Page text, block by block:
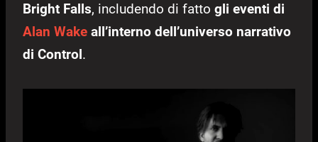
Bright Falls, includendo di fatto gli eventi di
Alan Wake all’interno dell’universo narrativo
di Control.